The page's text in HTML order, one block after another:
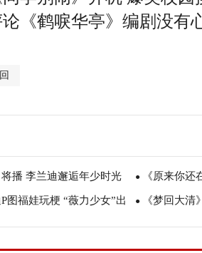
论《鹤唳华亭》编剧没有
将播 李兰迪邂逅年少时光 ● 《原来你
可
图福娃玩梗 “薇力少女”出 ● 《梦回大
表”你想pick